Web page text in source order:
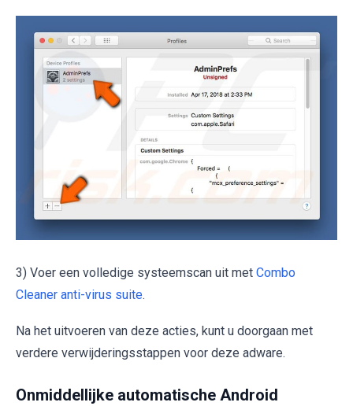
3) Voer een volledige systeemscan uit met Combo
Cleaner anti-virus suite.
Na het uitvoeren van deze acties, kunt u doorgaan met
verdere verwijderingsstappen voor deze adware.
Onmiddellijke automatische Android